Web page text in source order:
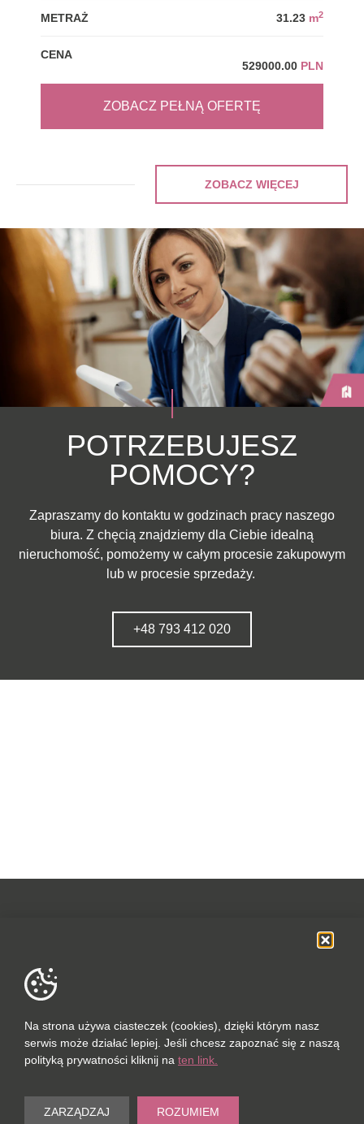
METRAŻ 31.23 m2
CENA
529000.00 PLN
ZOBACZ PEŁNĄ OFERTĘ
ZOBACZ WIĘCEJ
POTRZEBUJESZ
POMOCY?
Zapraszamy do kontaktu w godzinach pracy naszego
biura. Z chęcią znajdziemy dla Ciebie idealną
nieruchomość, pomożemy w całym procesie zakupowym
lub w procesie sprzedaży.
+48 793 412 020
POLUBIONYCH (0 / 10)
Wyczyść
SOCIAL MEDIA
DANE FIRMOWE
© 2023
Na strona używa ciasteczek (cookies), dzięki którym nasz
serwis może działać lepiej. Jeśli chcesz zapoznać się z naszą
polityką prywatności kliknij na ten link.
ZARZĄDZAJ ROZUMIEM